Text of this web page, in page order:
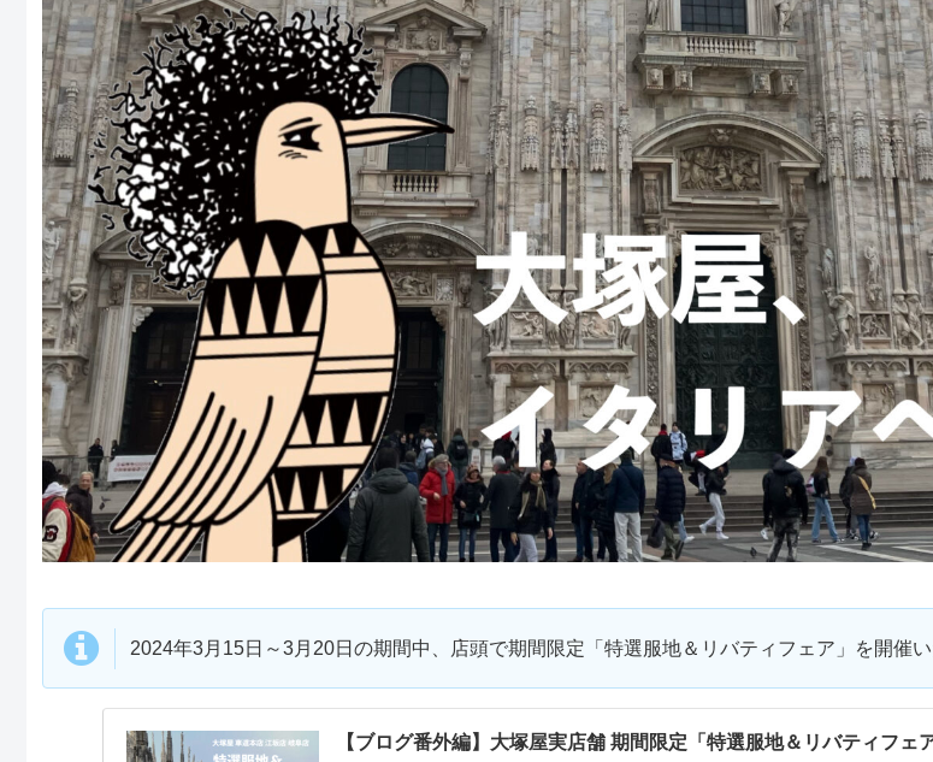
2024年3月15日～3月20日の期間中、店頭で期間限定「特選服地＆リバティフェア」を開催い
【ブログ番外編】大塚屋実店舗 期間限定「特選服地＆リバティフェ